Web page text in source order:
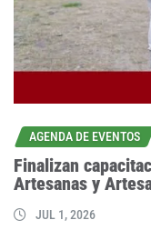
AGENDA DE EVENTOS
Finalizan
Artesanas y
JUL 1, 2026